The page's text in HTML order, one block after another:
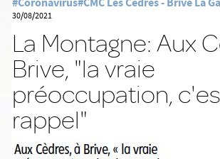
30/08/2021
La Montagne: Aux
Brive, "la vraie
préoccupation,
rappel"